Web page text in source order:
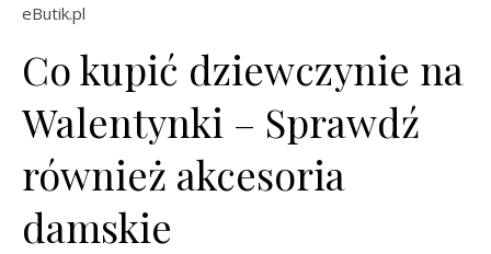
eButik.pl
Co kupić dziewczynie na
Walentynki – Sprawdź
również akcesoria
damskie